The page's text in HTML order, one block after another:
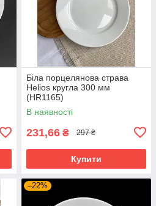
Біла порцелянова страва
Helios кругла 300 мм
(HR1165)
В наявності
231,66 ₴ 297 ₴
Купити
–22%